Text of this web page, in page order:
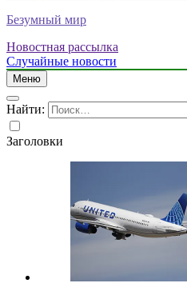
Безумный мир
Новостная рассылка
Случайные новости
Меню
Найти:
Заголовки